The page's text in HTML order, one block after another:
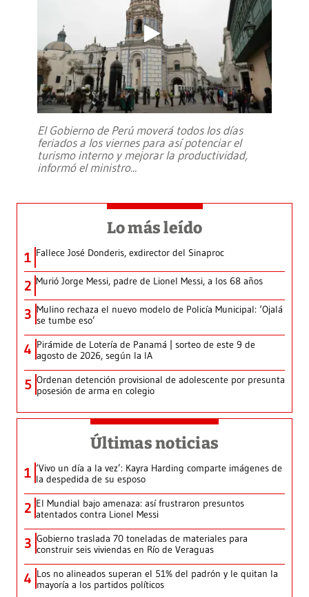
El Gobierno de Perú moverá todos los días
feriados a los viernes para así potenciar el
turismo interno y mejorar la productividad,
informó el ministro...
Lo más leído
1 Fallece José Donderis, exdirector del Sinaproc
2 Murió Jorge Messi, padre de Lionel Messi, a los 68 años
3 Mulino rechaza el nuevo modelo de Policía Municipal: ‘Ojalá
se tumbe eso’
4 Pirámide de Lotería de Panamá | sorteo de este 9 de
agosto de 2026, según la IA
5 Ordenan detención provisional de adolescente por presunta
posesión de arma en colegio
Últimas noticias
1 ‘Vivo un día a la vez’: Kayra Harding comparte imágenes de
la despedida de su esposo
2 El Mundial bajo amenaza: así frustraron presuntos
atentados contra Lionel Messi
3 Gobierno traslada 70 toneladas de materiales para
construir seis viviendas en Río de Veraguas
4 Los no alineados superan el 51% del padrón y le quitan la
mayoría a los partidos políticos